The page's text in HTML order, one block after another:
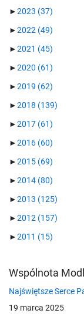
►2023 (37)
►2022 (49)
►2021 (45)
►2020 (61)
►2019 (62)
►2018 (139)
►2017 (61)
►2016 (60)
►2015 (69)
►2014 (80)
►2013 (125)
►2012 (157)
►2011 (15)
Wspólnota
Najświętsze Serce
19 marca 2025